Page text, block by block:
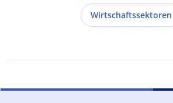
Wirtschaftssektoren